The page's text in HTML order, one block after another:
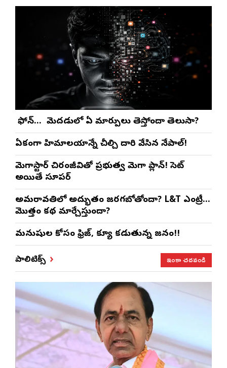
మీ ఫోన్… మీ మెదడులో ఏ మార్పులు తెస్తోందా తెలుసా?
ఏకంగా హిమాలయాన్నే చీల్చి దారి వేసిన నేపాల్!
మెగాస్టార్ చిరంజీవితో ప్రభుత్వ మెగా ప్లాన్! సెట్
అయితే సూపర్
అమరావతిలో అద్భుతం జరగబోతోందా? L&T ఎంట్రీ…
మొత్తం కథ మార్చేస్తుందా?
మనుషుల కోసం ఫ్రిజ్, క్యూ కడుతున్న జనం!!
పాలిటిక్స్ ఇంకా చదవండి